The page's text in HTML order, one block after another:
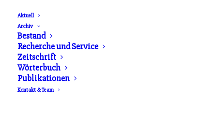
Aktuell
Archiv
Bestand
Recherche und Service
Zeitschrift
Wörterbuch
Publikationen
Kontakt & Team
Wörterbuch der
Theaterpädagogik
Herausgeber: Gerd Koch, Marianne Streisand.